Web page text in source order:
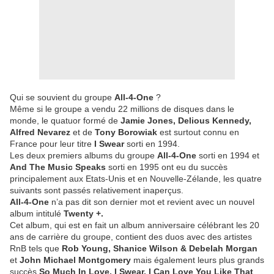
Qui se souvient du groupe All-4-One ?
Même si le groupe a vendu 22 millions de disques dans le
monde, le quatuor formé de Jamie Jones, Delious Kennedy,
Alfred Nevarez et de Tony Borowiak est surtout connu en
France pour leur titre I Swearsorti en 1994.
Les deux premiers albums du groupe All-4-One sorti en 1994 et
And The Music Speaks sorti en 1995 ont eu du succès
principalement aux Etats-Unis et en Nouvelle-Zélande, les quatre
suivants sont passés relativement inaperçus.
All-4-One n’a pas dit son dernier mot et revient avec un nouvel
album intitulé Twenty +.
Cet album, qui est en fait un album anniversaire célébrant les 20
ans de carrière du groupe, contient des duos avec des artistes
RnB tels que Rob Young, Shanice Wilson & Debelah Morgan
et John Michael Montgomery mais également leurs plus grands
succès So Much In Love, I Swear, I Can Love You Like That